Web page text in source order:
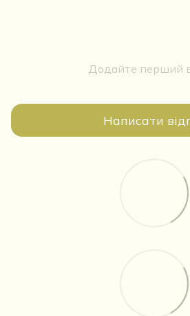
Додайте перший
Написати